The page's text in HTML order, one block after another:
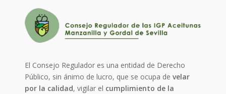
El Consejo Regulador es una entidad de Derecho
Público, sin ánimo de lucro, que se ocupa develar
por la calidad, vigilar el cumplimiento de la